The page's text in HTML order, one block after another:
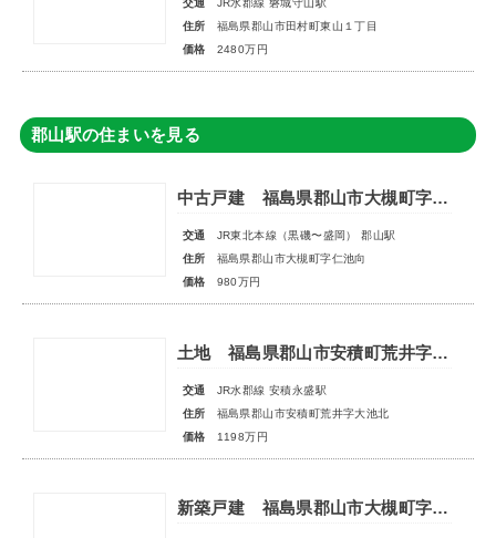
交通
JR水郡線 磐城守山駅
住所
福島県郡山市田村町東山１丁目
価格
2480万円
郡山駅の住まいを見る
中古戸建 福島県郡山市大槻町字仁池向
交通
JR東北本線（黒磯〜盛岡） 郡山駅
住所
福島県郡山市大槻町字仁池向
価格
980万円
土地 福島県郡山市安積町荒井字大池北
交通
JR水郡線 安積永盛駅
住所
福島県郡山市安積町荒井字大池北
価格
1198万円
新築戸建 福島県郡山市大槻町字林ノ東